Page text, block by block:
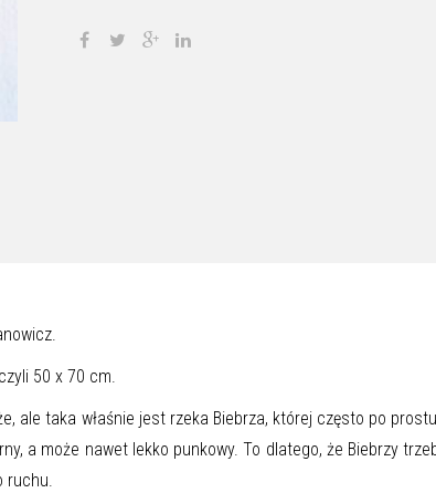
50 x 70 cm.
ale taka właśnie jest rzeka Biebrza, której często po
a może nawet lekko punkowy. To dlatego, że Biebrzy
ruchu.